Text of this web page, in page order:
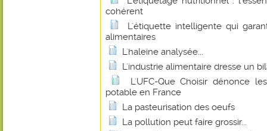
cohérent
L'étiquette intelligente qui
alimentaires
L'haleine analysée...
L'industrie alimentaire dresse un
L'UFC-Que Choisir dénonce
potable en France
La pasteurisation des oeufs
La pollution peut faire grossir...